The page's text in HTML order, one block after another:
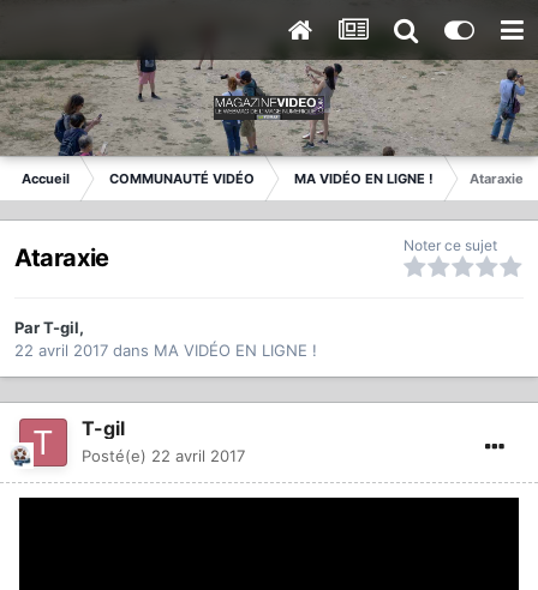
Accueil COMMUNAUTÉ VIDÉO MA VIDÉO EN LIGNE ! Ataraxie
Ataraxie Noter ce sujet
ParT-gil,
22 avril 2017 dans MA VIDÉO EN LIGNE !
T-gil
Posté(e) 22 avril 2017